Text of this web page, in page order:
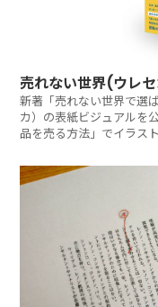
売れない世界(ウレ
新著「売れない世界で選
カ）の表紙ビジュアルを
品を売る方法」でイラス